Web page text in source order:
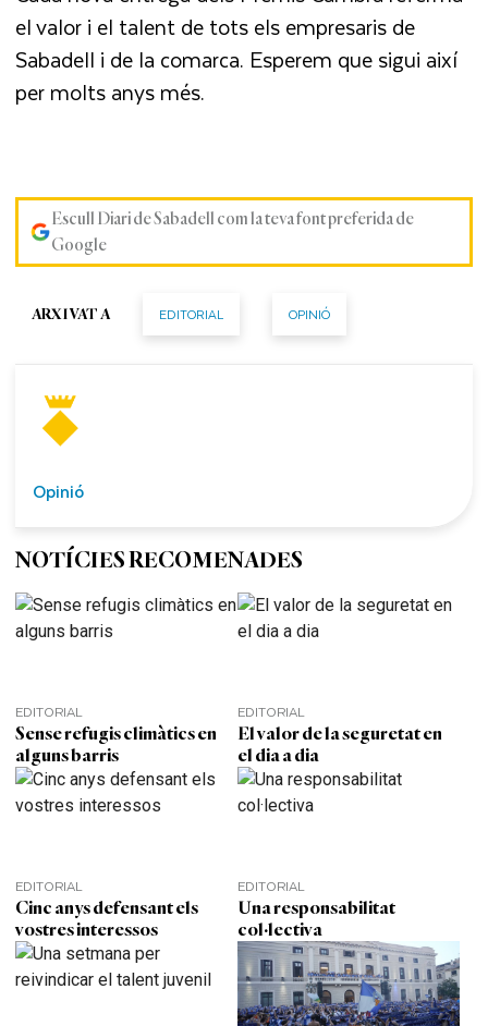
el valor i el talent de tots els empresaris de
Sabadell i de la comarca. Esperem que sigui així
per molts anys més.
Escull Diari de Sabadell com la teva font preferida de
Google
ARXIVAT A EDITORIAL OPINIÓ
Opinió
NOTÍCIES RECOMENADES
EDITORIAL
Sense refugis climàtics en
alguns barris
EDITORIAL
El valor de la seguretat en
el dia a dia
EDITORIAL
Cinc anys defensant els
vostres interessos
EDITORIAL
Una responsabilitat
col·lectiva